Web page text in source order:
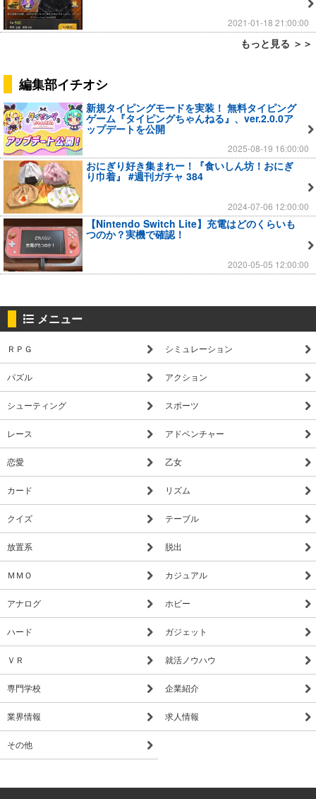
2021-01-18 21:00:00
もっと見る ＞＞
編集部イチオシ
新規タイピングモードを実装！ 無料タイピング
ゲーム『タイピングちゃんねる』、ver.2.0.0ア
ップデートを公開
2025-08-19 16:00:00
おにぎり好き集まれー！『食いしん坊！おにぎ
り巾着』 #週刊ガチャ 384
2024-07-06 12:00:00
【Nintendo Switch Lite】充電はどのくらいも
つのか？実機で確認！
2020-05-05 12:00:00
メニュー
ＲＰＧ シミュレーション
パズル アクション
シューティング スポーツ
レース アドベンチャー
恋愛 乙女
カード リズム
クイズ テーブル
放置系 脱出
ＭＭＯ カジュアル
アナログ ホビー
ハード ガジェット
ＶＲ 就活ノウハウ
専門学校 企業紹介
業界情報 求人情報
その他